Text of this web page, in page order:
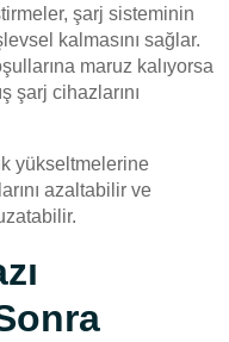
şarj sisteminin
kalmasını sağlar.
maruz kalıyorsa
şarj cihazlarını
yükseltmelerine
azaltabilir ve